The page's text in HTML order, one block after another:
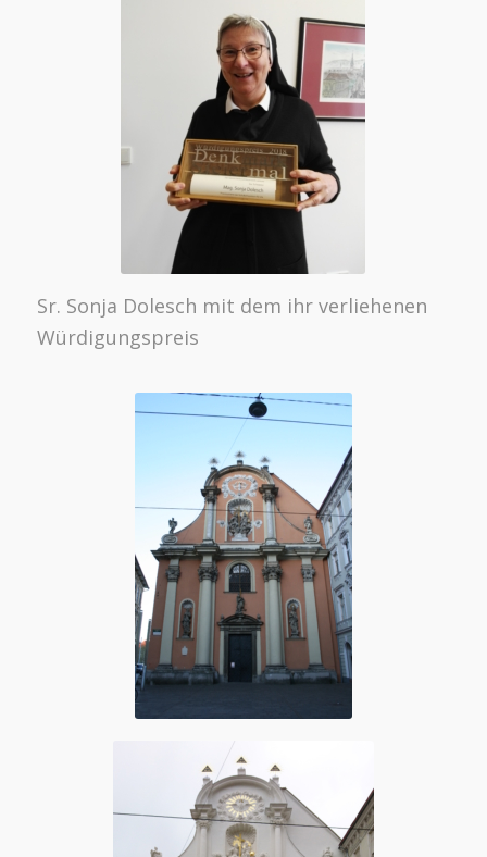
Sr. Sonja Dolesch mit dem ihr verliehenen
Würdigungspreis